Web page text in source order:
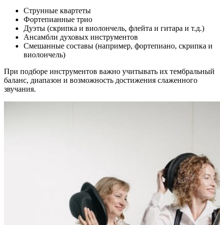
Струнные квартеты
Фортепианные трио
Дуэты (скрипка и виолончель, флейта и гитара и т.д.)
Ансамбли духовых инструментов
Смешанные составы (например, фортепиано, скрипка и
виолончель)
При подборе инструментов важно учитывать их тембральный
баланс, диапазон и возможность достижения слаженного
звучания.